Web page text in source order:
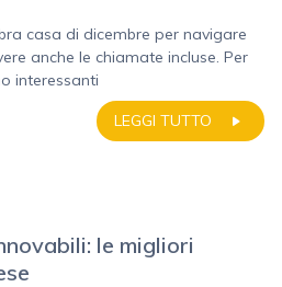
casa di dicembre per navigare
anche le chiamate incluse. Per
interessanti
LEGGI TUTTO
le migliori